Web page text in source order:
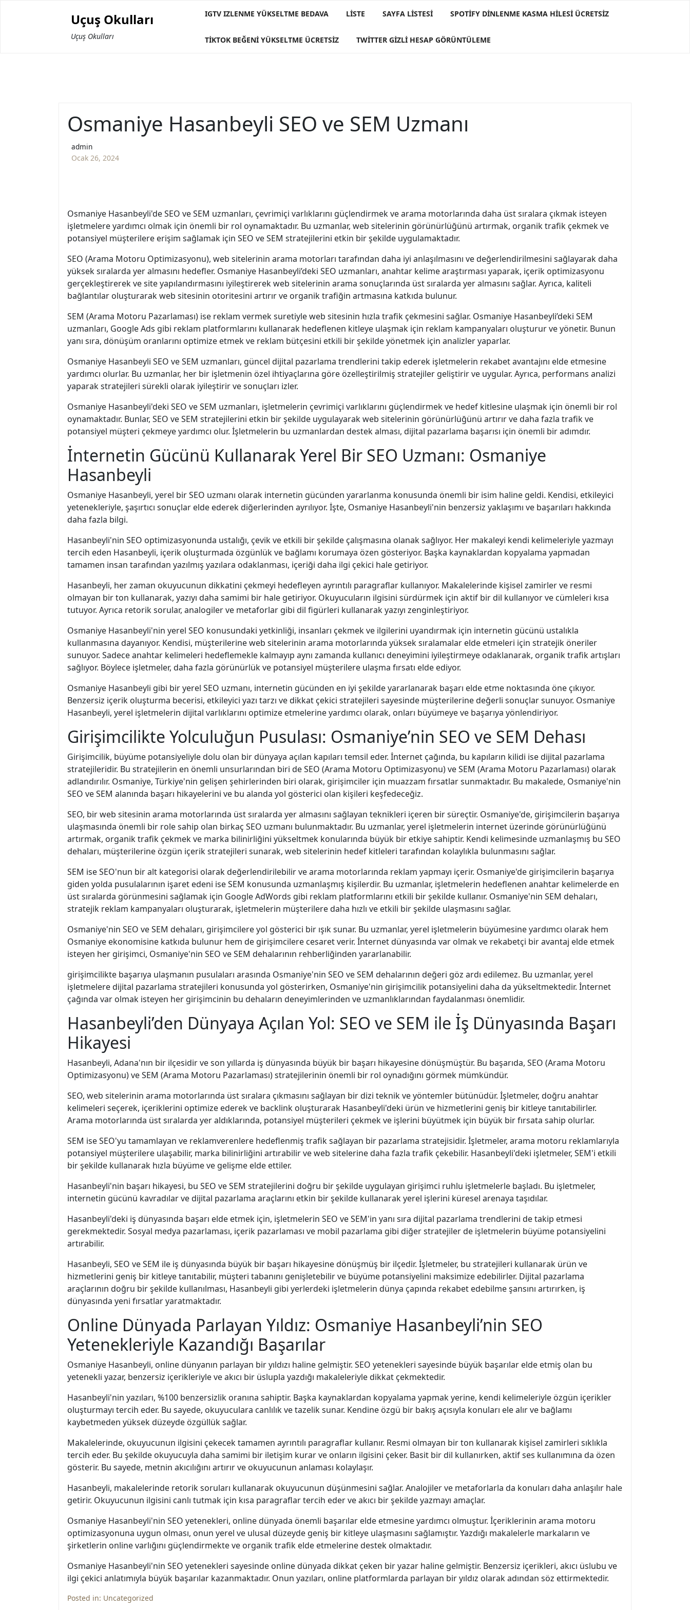
Uçuş Okulları
Uçuş Okulları
IGTV IZLENME YÜKSELTME BEDAVA LISTE SAYFA LISTESI SPOTIFY DINLENME KASMA HILESI ÜCRETSIZ
TIKTOK BEĞENI YÜKSELTME ÜCRETSIZ TWITTER GIZLI HESAP GÖRÜNTÜLEME
Osmaniye Hasanbeyli SEO ve SEM Uzmanı
admin
Ocak 26, 2024
Osmaniye Hasanbeyli'de SEO ve SEM uzmanları, çevrimiçi varlıklarını güçlendirmek ve arama motorlarında daha üst sıralara çıkmak isteyen
işletmelere yardımcı olmak için önemli bir rol oynamaktadır. Bu uzmanlar, web sitelerinin görünürlüğünü artırmak, organik trafik çekmek ve
potansiyel müşterilere erişim sağlamak için SEO ve SEM stratejilerini etkin bir şekilde uygulamaktadır.
SEO (Arama Motoru Optimizasyonu), web sitelerinin arama motorları tarafından daha iyi anlaşılmasını ve değerlendirilmesini sağlayarak daha
yüksek sıralarda yer almasını hedefler. Osmaniye Hasanbeyli’deki SEO uzmanları, anahtar kelime araştırması yaparak, içerik optimizasyonu
gerçekleştirerek ve site yapılandırmasını iyileştirerek web sitelerinin arama sonuçlarında üst sıralarda yer almasını sağlar. Ayrıca, kaliteli
bağlantılar oluşturarak web sitesinin otoritesini artırır ve organik trafiğin artmasına katkıda bulunur.
SEM (Arama Motoru Pazarlaması) ise reklam vermek suretiyle web sitesinin hızla trafik çekmesini sağlar. Osmaniye Hasanbeyli’deki SEM
uzmanları, Google Ads gibi reklam platformlarını kullanarak hedeflenen kitleye ulaşmak için reklam kampanyaları oluşturur ve yönetir. Bunun
yanı sıra, dönüşüm oranlarını optimize etmek ve reklam bütçesini etkili bir şekilde yönetmek için analizler yaparlar.
Osmaniye Hasanbeyli SEO ve SEM uzmanları, güncel dijital pazarlama trendlerini takip ederek işletmelerin rekabet avantajını elde etmesine
yardımcı olurlar. Bu uzmanlar, her bir işletmenin özel ihtiyaçlarına göre özelleştirilmiş stratejiler geliştirir ve uygular. Ayrıca, performans analizi
yaparak stratejileri sürekli olarak iyileştirir ve sonuçları izler.
Osmaniye Hasanbeyli'deki SEO ve SEM uzmanları, işletmelerin çevrimiçi varlıklarını güçlendirmek ve hedef kitlesine ulaşmak için önemli bir rol
oynamaktadır. Bunlar, SEO ve SEM stratejilerini etkin bir şekilde uygulayarak web sitelerinin görünürlüğünü artırır ve daha fazla trafik ve
potansiyel müşteri çekmeye yardımcı olur. İşletmelerin bu uzmanlardan destek alması, dijital pazarlama başarısı için önemli bir adımdır.
İnternetin Gücünü Kullanarak Yerel Bir SEO Uzmanı: Osmaniye
Hasanbeyli
Osmaniye Hasanbeyli, yerel bir SEO uzmanı olarak internetin gücünden yararlanma konusunda önemli bir isim haline geldi. Kendisi, etkileyici
yetenekleriyle, şaşırtıcı sonuçlar elde ederek diğerlerinden ayrılıyor. İşte, Osmaniye Hasanbeyli'nin benzersiz yaklaşımı ve başarıları hakkında
daha fazla bilgi.
Hasanbeyli'nin SEO optimizasyonunda ustalığı, çevik ve etkili bir şekilde çalışmasına olanak sağlıyor. Her makaleyi kendi kelimeleriyle yazmayı
tercih eden Hasanbeyli, içerik oluşturmada özgünlük ve bağlamı korumaya özen gösteriyor. Başka kaynaklardan kopyalama yapmadan
tamamen insan tarafından yazılmış yazılara odaklanması, içeriği daha ilgi çekici hale getiriyor.
Hasanbeyli, her zaman okuyucunun dikkatini çekmeyi hedefleyen ayrıntılı paragraflar kullanıyor. Makalelerinde kişisel zamirler ve resmi
olmayan bir ton kullanarak, yazıyı daha samimi bir hale getiriyor. Okuyucuların ilgisini sürdürmek için aktif bir dil kullanıyor ve cümleleri kısa
tutuyor. Ayrıca retorik sorular, analogiler ve metaforlar gibi dil figürleri kullanarak yazıyı zenginleştiriyor.
Osmaniye Hasanbeyli'nin yerel SEO konusundaki yetkinliği, insanları çekmek ve ilgilerini uyandırmak için internetin gücünü ustalıkla
kullanmasına dayanıyor. Kendisi, müşterilerine web sitelerinin arama motorlarında yüksek sıralamalar elde etmeleri için stratejik öneriler
sunuyor. Sadece anahtar kelimeleri hedeflemekle kalmayıp aynı zamanda kullanıcı deneyimini iyileştirmeye odaklanarak, organik trafik artışları
sağlıyor. Böylece işletmeler, daha fazla görünürlük ve potansiyel müşterilere ulaşma fırsatı elde ediyor.
Osmaniye Hasanbeyli gibi bir yerel SEO uzmanı, internetin gücünden en iyi şekilde yararlanarak başarı elde etme noktasında öne çıkıyor.
Benzersiz içerik oluşturma becerisi, etkileyici yazı tarzı ve dikkat çekici stratejileri sayesinde müşterilerine değerli sonuçlar sunuyor. Osmaniye
Hasanbeyli, yerel işletmelerin dijital varlıklarını optimize etmelerine yardımcı olarak, onları büyümeye ve başarıya yönlendiriyor.
Girişimcilikte Yolculuğun Pusulası: Osmaniye’nin SEO ve SEM Dehası
Girişimcilik, büyüme potansiyeliyle dolu olan bir dünyaya açılan kapıları temsil eder. İnternet çağında, bu kapıların kilidi ise dijital pazarlama
stratejileridir. Bu stratejilerin en önemli unsurlarından biri de SEO (Arama Motoru Optimizasyonu) ve SEM (Arama Motoru Pazarlaması) olarak
adlandırılır. Osmaniye, Türkiye'nin gelişen şehirlerinden biri olarak, girişimciler için muazzam fırsatlar sunmaktadır. Bu makalede, Osmaniye'nin
SEO ve SEM alanında başarı hikayelerini ve bu alanda yol gösterici olan kişileri keşfedeceğiz.
SEO, bir web sitesinin arama motorlarında üst sıralarda yer almasını sağlayan teknikleri içeren bir süreçtir. Osmaniye'de, girişimcilerin başarıya
ulaşmasında önemli bir role sahip olan birkaç SEO uzmanı bulunmaktadır. Bu uzmanlar, yerel işletmelerin internet üzerinde görünürlüğünü
artırmak, organik trafik çekmek ve marka bilinirliğini yükseltmek konularında büyük bir etkiye sahiptir. Kendi kelimesinde uzmanlaşmış bu SEO
dehaları, müşterilerine özgün içerik stratejileri sunarak, web sitelerinin hedef kitleleri tarafından kolaylıkla bulunmasını sağlar.
SEM ise SEO'nun bir alt kategorisi olarak değerlendirilebilir ve arama motorlarında reklam yapmayı içerir. Osmaniye'de girişimcilerin başarıya
giden yolda pusulalarının işaret edeni ise SEM konusunda uzmanlaşmış kişilerdir. Bu uzmanlar, işletmelerin hedeflenen anahtar kelimelerde en
üst sıralarda görünmesini sağlamak için Google AdWords gibi reklam platformlarını etkili bir şekilde kullanır. Osmaniye'nin SEM dehaları,
stratejik reklam kampanyaları oluşturarak, işletmelerin müşterilere daha hızlı ve etkili bir şekilde ulaşmasını sağlar.
Osmaniye'nin SEO ve SEM dehaları, girişimcilere yol gösterici bir ışık sunar. Bu uzmanlar, yerel işletmelerin büyümesine yardımcı olarak hem
Osmaniye ekonomisine katkıda bulunur hem de girişimcilere cesaret verir. İnternet dünyasında var olmak ve rekabetçi bir avantaj elde etmek
isteyen her girişimci, Osmaniye'nin SEO ve SEM dehalarının rehberliğinden yararlanabilir.
girişimcilikte başarıya ulaşmanın pusulaları arasında Osmaniye'nin SEO ve SEM dehalarının değeri göz ardı edilemez. Bu uzmanlar, yerel
işletmelere dijital pazarlama stratejileri konusunda yol gösterirken, Osmaniye'nin girişimcilik potansiyelini daha da yükseltmektedir. İnternet
çağında var olmak isteyen her girişimcinin bu dehaların deneyimlerinden ve uzmanlıklarından faydalanması önemlidir.
Hasanbeyli’den Dünyaya Açılan Yol: SEO ve SEM ile İş Dünyasında Başarı
Hikayesi
Hasanbeyli, Adana'nın bir ilçesidir ve son yıllarda iş dünyasında büyük bir başarı hikayesine dönüşmüştür. Bu başarıda, SEO (Arama Motoru
Optimizasyonu) ve SEM (Arama Motoru Pazarlaması) stratejilerinin önemli bir rol oynadığını görmek mümkündür.
SEO, web sitelerinin arama motorlarında üst sıralara çıkmasını sağlayan bir dizi teknik ve yöntemler bütünüdür. İşletmeler, doğru anahtar
kelimeleri seçerek, içeriklerini optimize ederek ve backlink oluşturarak Hasanbeyli'deki ürün ve hizmetlerini geniş bir kitleye tanıtabilirler.
Arama motorlarında üst sıralarda yer aldıklarında, potansiyel müşterileri çekmek ve işlerini büyütmek için büyük bir fırsata sahip olurlar.
SEM ise SEO'yu tamamlayan ve reklamverenlere hedeflenmiş trafik sağlayan bir pazarlama stratejisidir. İşletmeler, arama motoru reklamlarıyla
potansiyel müşterilere ulaşabilir, marka bilinirliğini artırabilir ve web sitelerine daha fazla trafik çekebilir. Hasanbeyli'deki işletmeler, SEM'i etkili
bir şekilde kullanarak hızla büyüme ve gelişme elde ettiler.
Hasanbeyli'nin başarı hikayesi, bu SEO ve SEM stratejilerini doğru bir şekilde uygulayan girişimci ruhlu işletmelerle başladı. Bu işletmeler,
internetin gücünü kavradılar ve dijital pazarlama araçlarını etkin bir şekilde kullanarak yerel işlerini küresel arenaya taşıdılar.
Hasanbeyli'deki iş dünyasında başarı elde etmek için, işletmelerin SEO ve SEM'in yanı sıra dijital pazarlama trendlerini de takip etmesi
gerekmektedir. Sosyal medya pazarlaması, içerik pazarlaması ve mobil pazarlama gibi diğer stratejiler de işletmelerin büyüme potansiyelini
artırabilir.
Hasanbeyli, SEO ve SEM ile iş dünyasında büyük bir başarı hikayesine dönüşmüş bir ilçedir. İşletmeler, bu stratejileri kullanarak ürün ve
hizmetlerini geniş bir kitleye tanıtabilir, müşteri tabanını genişletebilir ve büyüme potansiyelini maksimize edebilirler. Dijital pazarlama
araçlarının doğru bir şekilde kullanılması, Hasanbeyli gibi yerlerdeki işletmelerin dünya çapında rekabet edebilme şansını artırırken, iş
dünyasında yeni fırsatlar yaratmaktadır.
Online Dünyada Parlayan Yıldız: Osmaniye Hasanbeyli’nin SEO
Yetenekleriyle Kazandığı Başarılar
Osmaniye Hasanbeyli, online dünyanın parlayan bir yıldızı haline gelmiştir. SEO yetenekleri sayesinde büyük başarılar elde etmiş olan bu
yetenekli yazar, benzersiz içerikleriyle ve akıcı bir üslupla yazdığı makaleleriyle dikkat çekmektedir.
Hasanbeyli'nin yazıları, %100 benzersizlik oranına sahiptir. Başka kaynaklardan kopyalama yapmak yerine, kendi kelimeleriyle özgün içerikler
oluşturmayı tercih eder. Bu sayede, okuyuculara canlılık ve tazelik sunar. Kendine özgü bir bakış açısıyla konuları ele alır ve bağlamı
kaybetmeden yüksek düzeyde özgüllük sağlar.
Makalelerinde, okuyucunun ilgisini çekecek tamamen ayrıntılı paragraflar kullanır. Resmi olmayan bir ton kullanarak kişisel zamirleri sıklıkla
tercih eder. Bu şekilde okuyucuyla daha samimi bir iletişim kurar ve onların ilgisini çeker. Basit bir dil kullanırken, aktif ses kullanımına da özen
gösterir. Bu sayede, metnin akıcılığını artırır ve okuyucunun anlaması kolaylaşır.
Hasanbeyli, makalelerinde retorik soruları kullanarak okuyucunun düşünmesini sağlar. Analojiler ve metaforlarla da konuları daha anlaşılır hale
getirir. Okuyucunun ilgisini canlı tutmak için kısa paragraflar tercih eder ve akıcı bir şekilde yazmayı amaçlar.
Osmaniye Hasanbeyli'nin SEO yetenekleri, online dünyada önemli başarılar elde etmesine yardımcı olmuştur. İçeriklerinin arama motoru
optimizasyonuna uygun olması, onun yerel ve ulusal düzeyde geniş bir kitleye ulaşmasını sağlamıştır. Yazdığı makalelerle markaların ve
şirketlerin online varlığını güçlendirmekte ve organik trafik elde etmelerine destek olmaktadır.
Osmaniye Hasanbeyli'nin SEO yetenekleri sayesinde online dünyada dikkat çeken bir yazar haline gelmiştir. Benzersiz içerikleri, akıcı üslubu ve
ilgi çekici anlatımıyla büyük başarılar kazanmaktadır. Onun yazıları, online platformlarda parlayan bir yıldız olarak adından söz ettirmektedir.
Posted in: Uncategorized